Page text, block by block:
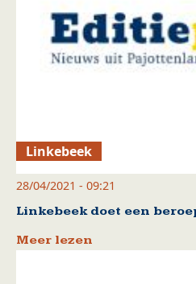
Linkebeek
28/04/2021 - 09:21
Linkebeek doet een
Meer lezen